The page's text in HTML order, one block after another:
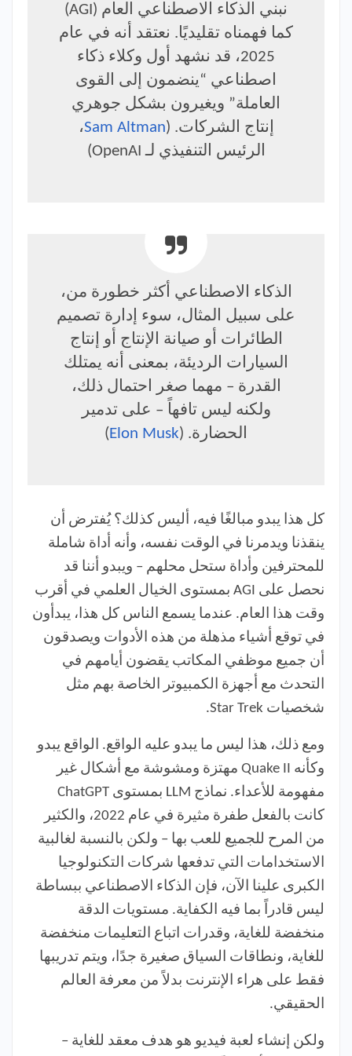
نبني الذكاء الاصطناعي العام (AGI)
كما فهمناه تقليديًا. نعتقد أنه في عام
2025، قد نشهد أول وكلاء ذكاء
اصطناعي “ينضمون إلى القوى
العاملة” ويغيرون بشكل جوهري
إنتاج الشركات. (Sam Altman،
الرئيس التنفيذي لـ OpenAI)
الذكاء الاصطناعي أكثر خطورة من،
على سبيل المثال، سوء إدارة تصميم
الطائرات أو صيانة الإنتاج أو إنتاج
السيارات الرديئة، بمعنى أنه يمتلك
القدرة – مهما صغر احتمال ذلك،
ولكنه ليس تافهاً – على تدمير
الحضارة. (Elon Musk
)
كل هذا يبدو مبالغًا فيه، أليس كذلك؟ يُفترض أن
ينقذنا ويدمرنا في الوقت نفسه، وأنه أداة شاملة
للمحترفين وأداة ستحل محلهم – ويبدو أننا قد
نحصل على AGI بمستوى الخيال العلمي في أقرب
وقت هذا العام. عندما يسمع الناس كل هذا، يبدأون
في توقع أشياء مذهلة من هذه الأدوات ويصدقون
أن جميع موظفي المكاتب يقضون أيامهم في
التحدث مع أجهزة الكمبيوتر الخاصة بهم مثل
شخصيات Star Trek.
ومع ذلك، هذا ليس ما يبدو عليه الواقع. الواقع يبدو
وكأنه Quake II مهتزة ومشوشة مع أشكال غير
مفهومة للأعداء. نماذج LLM بمستوى ChatGPT
كانت بالفعل طفرة مثيرة في عام 2022، والكثير
من المرح للجميع للعب بها – ولكن بالنسبة لغالبية
الاستخدامات التي تدفعها شركات التكنولوجيا
الكبرى علينا الآن، فإن الذكاء الاصطناعي ببساطة
ليس قادراً بما فيه الكفاية. مستويات الدقة
منخفضة للغاية، وقدرات اتباع التعليمات منخفضة
للغاية، ونطاقات السياق صغيرة جدًا، ويتم تدريبها
فقط على هراء الإنترنت بدلاً من معرفة العالم
الحقيقي.
ولكن إنشاء لعبة فيديو هو هدف معقد للغاية –